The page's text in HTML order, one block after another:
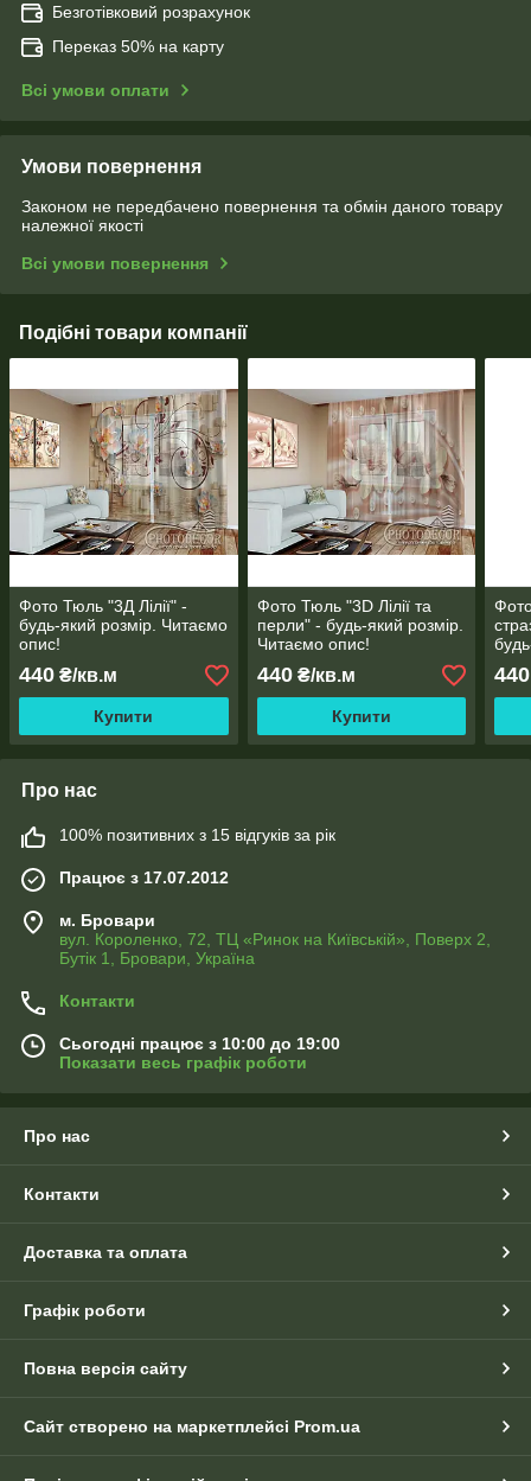
Безготівковий розрахунок
Переказ 50% на карту
Всі умови оплати
Умови повернення
Законом не передбачено повернення та обмін даного товару
належної якості
Всі умови повернення
Подібні товари компанії
Фото Тюль "3Д Лілії" -
будь-який розмір. Читаємо
опис!
440 ₴/кв.м
Купити
Фото Тюль "3D Лілії та
перли" - будь-який розмір.
Читаємо опис!
440₴/кв.м
Купити
440
Про нас
100% позитивних з 15 відгуків за рік
Працює з 17.07.2012
м. Бровари
вул. Короленко, 72, ТЦ «Ринок на Київській», Поверх 2,
Бутік 1, Бровари, Україна
Контакти
Сьогодні працює з 10:00 до 19:00
Показати весь графік роботи
Про нас
Контакти
Доставка та оплата
Графік роботи
Повна версія сайту
Сайт створено на маркетплейсі Prom.ua